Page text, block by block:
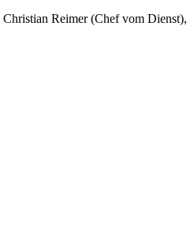
Reimer (Chef vom Dienst),